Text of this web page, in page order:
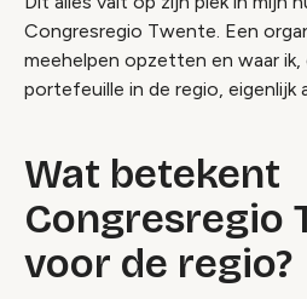
Congresregio Twente. Een
meehelpen opzetten en waar ik,
portefeuille in de regio, eigenlijk
Wat betekent
Congresregio
voor de regio?